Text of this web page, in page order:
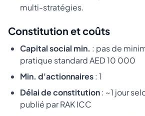
multi-stratégies.
Constitution et coûts
Capital social min. : pas de
pratique standard AED 10 000
Min. d'actionnaires: 1
Délai de constitution: ~1 jour
publié par RAK ICC